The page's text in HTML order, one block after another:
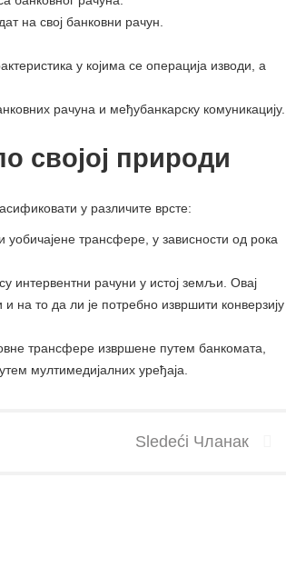
на свој банковни рачун.
у којима се операција изводи, а
рачуна и међубанкарску комуникацију.
својој природи
у различите врсте:
уобичајене трансфере, у зависности од рока
интервентни рачуни у истој земљи. Овај
и на то да ли је потребно извршити конверзију
трансфере извршене путем банкомата,
мултимедијалних уређаја.
Sledeći Чланак